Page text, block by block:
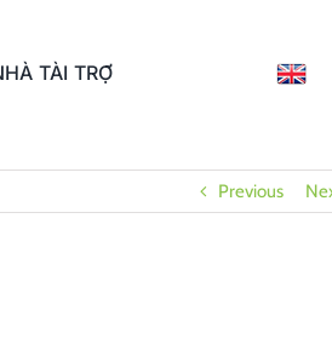
TÀI TRỢ
Previous